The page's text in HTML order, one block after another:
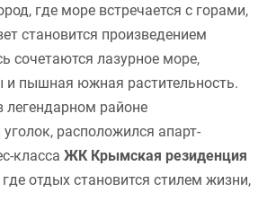
где море встречается с горами,
становится произведением
сочетаются лазурное море,
и пышная южная растительность.
легендарном районе
расположился апарт-
класса ЖК Крымская резиденция
отдых становится стилем жизни,